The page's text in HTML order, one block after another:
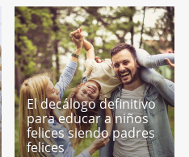
El decálogo definitivo
para educar a niños
felices siendo padres
felices